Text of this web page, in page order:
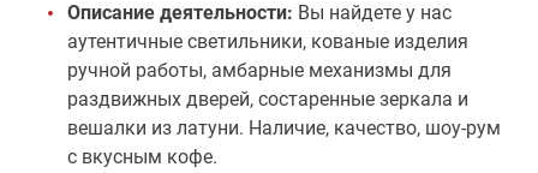
Описание деятельности: Вы найдете у нас
аутентичные светильники, кованые изделия
ручной работы, амбарные механизмы для
раздвижных дверей, состаренные зеркала и
вешалки из латуни. Наличие, качество, шоу-рум
с вкусным кофе.